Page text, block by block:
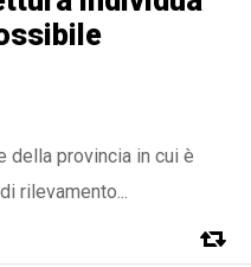
della provincia in cui è
rilevamento...